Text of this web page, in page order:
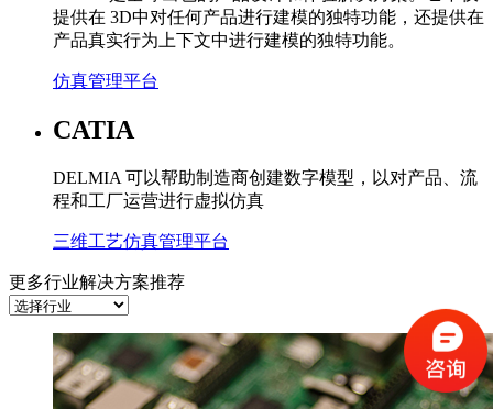
提供在 3D中对任何产品进行建模的独特功能，还提供在
产品真实行为上下文中进行建模的独特功能。
仿真管理平台
CATIA
DELMIA 可以帮助制造商创建数字模型，以对产品、流
程和工厂运营进行虚拟仿真
三维工艺仿真管理平台
更多行业解决方案推荐